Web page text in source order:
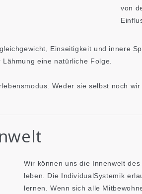
von
Einseitigkeit und innere
eine natürliche Folge.
Weder sie selbst noch
Wir können uns die Innenwelt
leben. Die IndividualSystemik
lernen. Wenn sich alle